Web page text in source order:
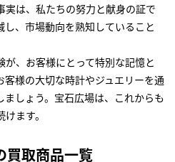
は、私たちの努力と献身の証で
、市場動向を熟知していること
、お客様にとって特別な記憶と
客様の大切な時計やジュエリーを通
ましょう。宝石広場は、これからも
ます。
買取商品一覧